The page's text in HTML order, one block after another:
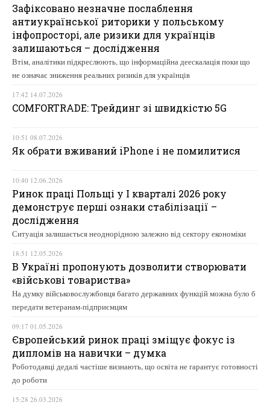
Зафіксовано незначне послаблення
антиукраїнської риторики у польському
інфопросторі, але ризики для українців
залишаються – дослідження
Втім, аналітики підкреслюють, що інформаційна деескалація поки що
не означає зниження реальних ризиків для українців
17:42 14.07.2026
COMFORTRADE: Трейдинг зі швидкістю 5G
10:51 08.07.2026
Як обрати вживаний iPhone і не помилитися
10:40 12.06.2026
Ринок праці Польщі у І кварталі 2026 року
демонструє перші ознаки стабілізації –
дослідження
Ситуація залишається неоднорідною залежно від сектору економіки
18:51 12.05.2026
В Україні пропонують дозволити створювати
«військові товариства»
На думку військовослужбовця багато державних функцій можна було б
передати ветеранам-підприємцям
09:17 01.05.2026
Європейський ринок праці зміщує фокус із
дипломів на навички – думка
Роботодавці дедалі частіше визнають, що освіта не гарантує готовності
до роботи
15:28 26.03.2026